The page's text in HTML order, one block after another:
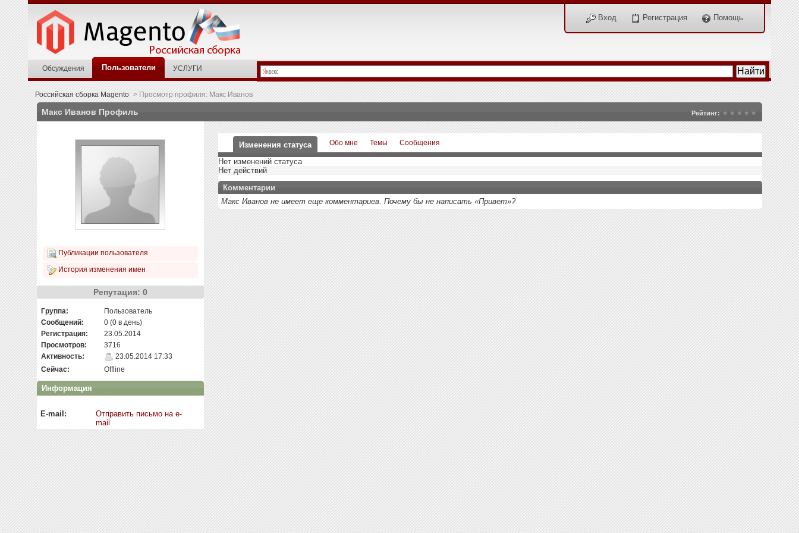
Вход Регистрация Помощь
Обсуждения Пользователи УСЛУГИ
Российская сборка Magento >Просмотр профиля: Макс Иванов
Макс Иванов Профиль Рейтинг:
Публикации пользователя
История изменения имен
Репутация: 0
Группа:
Пользователь
Сообщений:
0 (0 в день)
Регистрация:
23.05.2014
Просмотров:
3716
Активность:
23.05.2014 17:33
Сейчас:
Offline
Информация
E-mail:
Отправить письмо на e-
mail
Изменения статуса Обо мне Темы Сообщения
Нет изменений статуса
Нет действий
Комментарии
Макс Иванов не имеет еще комментариев. Почему бы не написать «Привет»?